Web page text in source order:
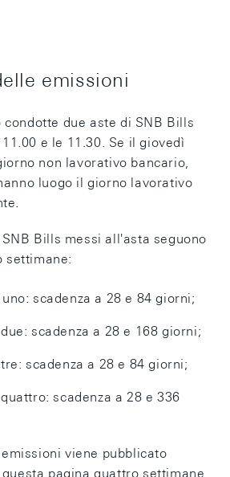
emissioni
condotte due aste di SNB Bills
e le 11.30. Se il giovedì
non lavorativo bancario,
luogo il giorno lavorativo
Bills messi all'asta seguono
settimane:
scadenza a 28 e 84 giorni;
scadenza a 28 e 168 giorni;
scadenza a 28 e 84 giorni;
scadenza a 28 e 336
viene pubblicato
pagina quattro settimane